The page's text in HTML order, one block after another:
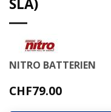
NITRO BATTERIEN
CHF79.00